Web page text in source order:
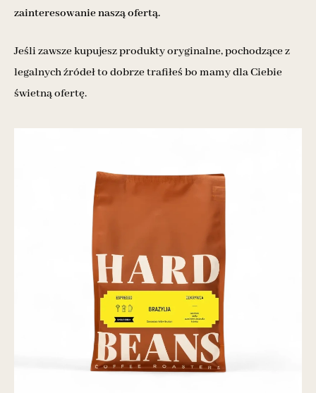
zainteresowanie naszą ofertą.
Jeśli zawsze kupujesz produkty oryginalne, pochodzące z
legalnych źródeł to dobrze trafiłeś bo mamy dla Ciebie
świetną ofertę.